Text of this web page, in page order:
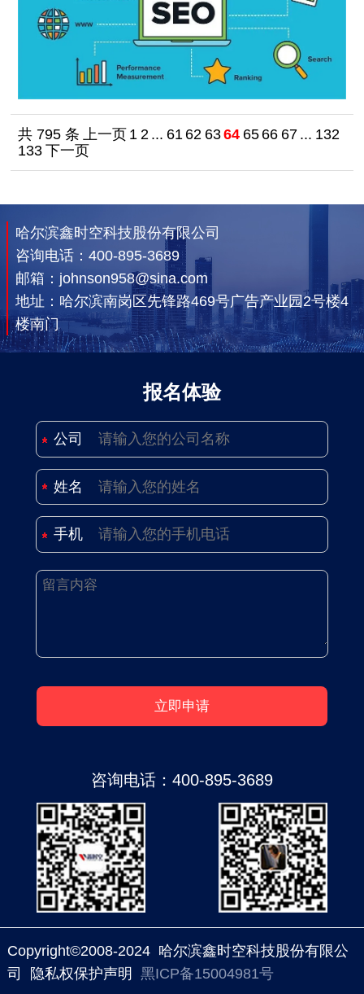
共 795 条 上一页 1 2 ... 61 62 6364 65 66 67 ... 132
133 下一页
哈尔滨鑫时空科技股份有限公司
咨询电话： 400-895-3689
邮箱：johnson958@sina.com
地址：哈尔滨南岗区先锋路469号广告产业园2号楼4
楼南门
报名体验
公司
姓名
手机
咨询电话： 400-895-3689
Copyright©2008-2024 哈尔滨鑫时空科技股份有限公
司 隐私权保护声明 黑ICP备15004981号